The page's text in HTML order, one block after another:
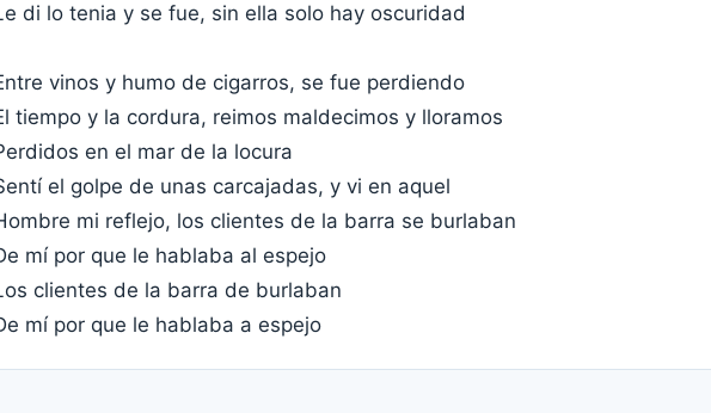
di lo tenia y se fue, sin ella solo hay oscuridad
vinos y humo de cigarros, se fue perdiendo
tiempo y la cordura, reimos maldecimos y lloramos
en el mar de la locura
el golpe de unas carcajadas, y vi en aquel
mi reflejo, los clientes de la barra se burlaban
mí por que le hablaba al espejo
clientes de la barra de burlaban
mí por que le hablaba a espejo